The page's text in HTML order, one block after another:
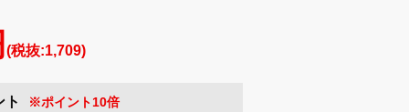
(税抜:1,709)
※ポイント10倍